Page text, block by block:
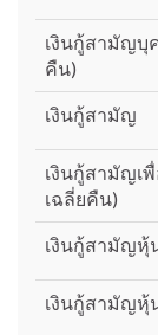
เงินกู้สามัญบุ
คืน)
เงินกู้สามัญ
เงินกู้สามัญเ
เฉลี่ยคืน)
เงินกู้สามัญหุ้
เงินกู้สามัญหุ้